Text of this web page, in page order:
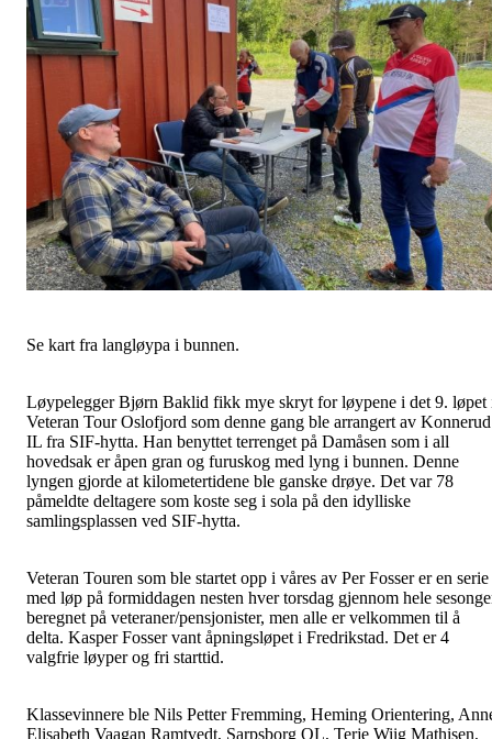
Se kart fra langløypa i bunnen.
Løypelegger Bjørn Baklid fikk mye skryt for løypene i det 9. løpet
Veteran Tour Oslofjord som denne gang ble arrangert av Konnerud
IL fra SIF-hytta. Han benyttet terrenget på Damåsen som i all
hovedsak er åpen gran og furuskog med lyng i bunnen. Denne
lyngen gjorde at kilometertidene ble ganske drøye. Det var 78
påmeldte deltagere som koste seg i sola på den idylliske
samlingsplassen ved SIF-hytta.
Veteran Touren som ble startet opp i våres av Per Fosser er en serie
med løp på formiddagen nesten hver torsdag gjennom hele
beregnet på veteraner/pensjonister, men alle er velkommen til å
delta. Kasper Fosser vant åpningsløpet i Fredrikstad. Det er 4
valgfrie løyper og fri starttid.
Klassevinnere ble Nils Petter Fremming, Heming Orientering,
Elisabeth Vaagan Ramtvedt, Sarpsborg OL, Terje Wiig Mathisen,